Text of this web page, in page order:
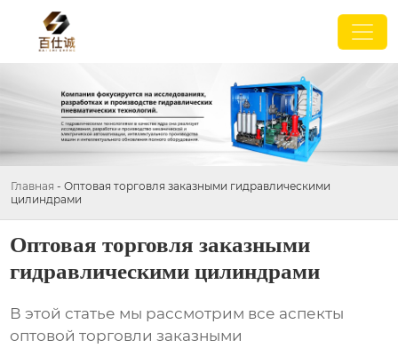
Главная - Оптовая торговля заказными гидравлическими
цилиндрами
Оптовая торговля заказными
гидравлическими цилиндрами
В этой статье мы рассмотрим все аспекты
оптовой торговли заказными